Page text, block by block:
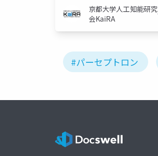
京都大学人工知能研究
会KaiRA
#パーセプトロン